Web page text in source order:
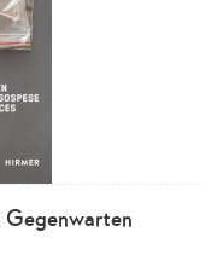
Gegenwarten